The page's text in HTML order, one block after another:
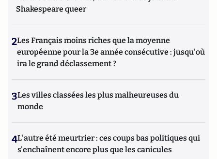
Shakespeare queer
2Les Français moins riches que la moyenne
européenne pour la 3e année consécutive : jusqu'où
ira le grand déclassement ?
3Les villes classées les plus malheureuses du
monde
4L'autre été meurtrier : ces coups bas politiques qui
s'enchaînent encore plus que les canicules